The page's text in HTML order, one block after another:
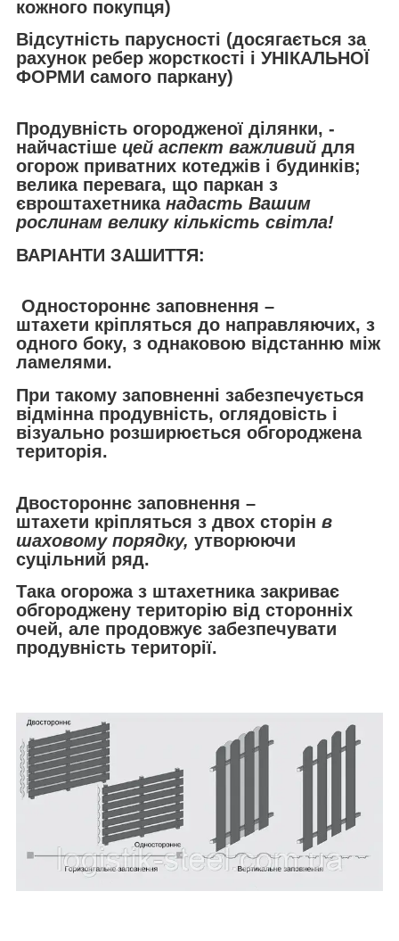
кожного покупця)
Відсутність парусності (досягається за
рахунок ребер жорсткості і УНІКАЛЬНОЇ
ФОРМИ самого паркану)
Продувність огородженої ділянки, -
найчастіше цей аспект важливий для
огорож приватних котеджів і будинків;
велика перевага, що паркан з
євроштахетника надасть Вашим
рослинам велику кількість світла!
ВАРІАНТИ ЗАШИТТЯ:
Одностороннє заповнення –
штахети кріпляться до направляючих, з
одного боку, з однаковою відстанню між
ламелями.
При такому заповненні забезпечується
відмінна продувність, оглядовість і
візуально розширюється обгороджена
територія.
Двостороннє заповнення –
штахети кріпляться з двох сторін в
шаховому порядку, утворюючи
суцільний ряд.
Така огорожа з штахетника закриває
обгороджену територію від сторонніх
очей, але продовжує забезпечувати
продувність території.